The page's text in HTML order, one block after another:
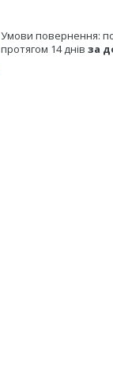
протягом 14 днів за